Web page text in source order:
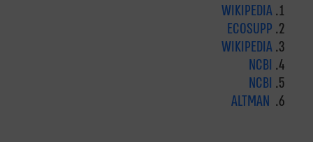
WIKIPEDIA
ECOSUPP
WIKIPEDIA
NCBI
NCBI
ALTMAN